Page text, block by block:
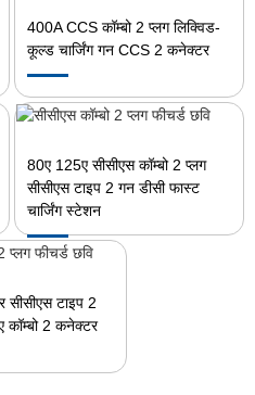
400A CCS कॉम्बो 2 प्लग लिक्विड-
कूल्ड चार्जिंग गन CCS 2 कनेक्टर
80ए 125ए सीसीएस कॉम्बो 2 प्लग
सीसीएस टाइप 2 गन डीसी फास्ट
चार्जिंग स्टेशन
सीसीएस टाइप 2
कॉम्बो 2 कनेक्टर